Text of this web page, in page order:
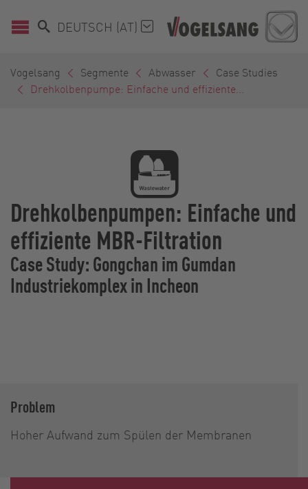
DEUTSCH (AT)
Vogelsang Segmente Abwasser
Case Studies
Drehkolbenpumpe: Einfache und effiziente...
Drehkolbenpumpen: Einfache und
effiziente MBR-Filtration
Case Study: Gongchan im Gumdan
Industriekomplex in Incheon
Problem
Hoher Aufwand zum Spülen der Membranen